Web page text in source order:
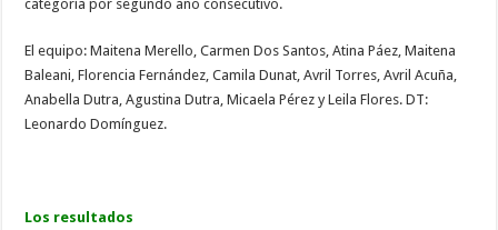
categoría por segundo año consecutivo.
El equipo: Maitena Merello, Carmen Dos Santos, Atina Páez, Maitena
Baleani, Florencia Fernández, Camila Dunat, Avril Torres, Avril Acuña,
Anabella Dutra, Agustina Dutra, Micaela Pérez y Leila Flores. DT:
Leonardo Domínguez.
Los resultados